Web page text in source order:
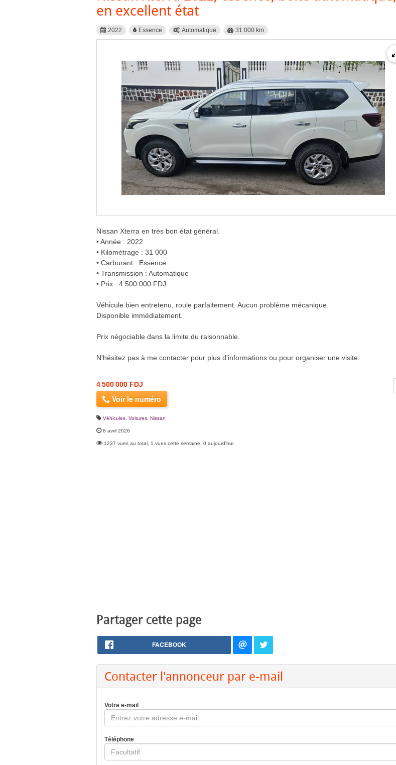
en excellent état
2022 Essence Automatique 31 000 km
Nissan Xterra en très bon état général.
• Année : 2022
• Kilométrage : 31 000
• Carburant : Essence
• Transmission : Automatique
• Prix : 4 500 000 FDJ
Véhicule bien entretenu, roule parfaitement. Aucun problème mécanique.
Disponible immédiatement.
Prix négociable dans la limite du raisonnable.
N'hésitez pas à me contacter pour plus d'informations ou pour organiser une visite.
4 500 000 FDJ
Voir le numéro
Véhicules Voitures Nissan
8 avril 2026
1237 vues au total, 1 vues cette semaine, 0 aujourd'hui
Partager cette page
FACEBOOK
Contacter l'annonceur par e-mail
Votre e-mail
Téléphone